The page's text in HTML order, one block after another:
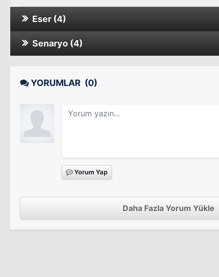
Eser (4)
Kartal Efe
Sinema Filmi
Senaryo (4)
Kaldırım Çocuğu Kopuk
Çömlekçinin Kızı
YORUMLAR (0)
Yorum Yap
Daha Fazla Yorum Yükle